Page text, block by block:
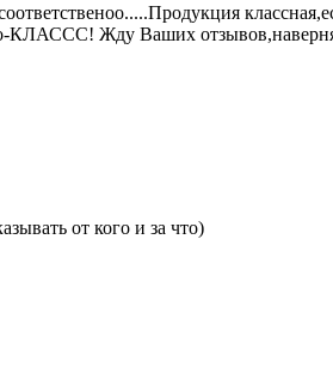
КЛАССС! Жду Ваших
от кого и за что)